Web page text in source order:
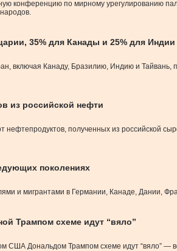
по мирному урегулированию
35% для Канады и 25% для Индии
включая Канаду, Бразилию, Индию и
из российской нефти
полученных из российской
поколениях
и мигрантами в Германии, Канаде, Дании,
Трампом схеме идут “вяло”
США Дональдом Трампом схеме идут “вяло” —